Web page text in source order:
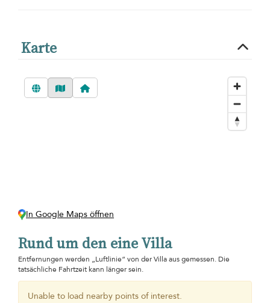
Karte
In Google Maps öffnen
Rund um den eine Villa
Entfernungen werden „Luftlinie“ von der Villa aus gemessen. Die
tatsächliche Fahrtzeit kann länger sein.
Unable to load nearby points of interest.